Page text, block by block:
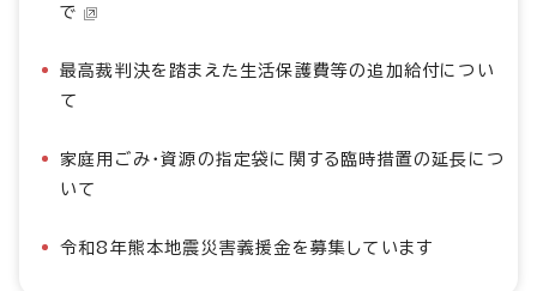
で
最高裁判決を踏まえた生活保護費等の追加給付につい
て
家庭用ごみ・資源の指定袋に関する臨時措置の延長につ
いて
令和8年熊本地震災害義援金を募集しています